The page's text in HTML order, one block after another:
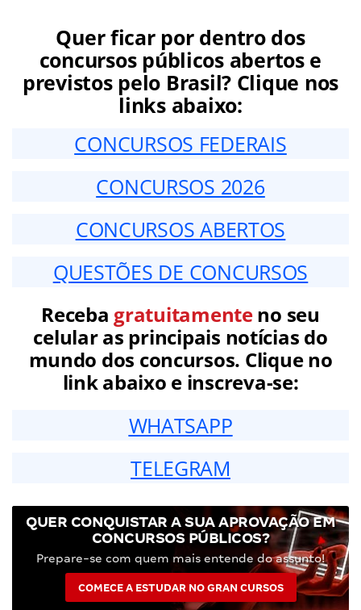
Quer ficar por dentro dos
concursos públicos abertos e
previstos pelo Brasil? Clique nos
links abaixo:
CONCURSOS FEDERAIS
CONCURSOS 2026
CONCURSOS ABERTOS
QUESTÕES DE CONCURSOS
Receba gratuitamenteno seu
celular as principais notícias do
mundo dos concursos. Clique no
link abaixo e inscreva-se:
WHATSAPP
TELEGRAM
QUER CONQUISTAR A SUA APROVAÇÃO EM
CONCURSOS PÚBLICOS?
Prepare-se com quem mais entende do assunto!
COMECE A ESTUDAR NO GRAN CURSOS